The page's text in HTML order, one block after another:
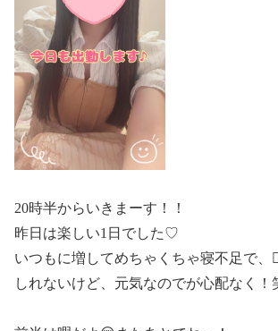
20時半からいきまーす！！
昨日は楽しい1日でした♡
いつもに増してめちゃくちゃ寝不足で
しれないけど、元気なのでが心配なく！